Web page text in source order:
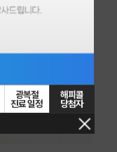
광복절
진료 일정
해피콜
당첨자